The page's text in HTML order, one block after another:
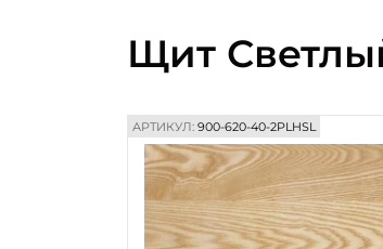
Щит
АРТИКУЛ: 900-620-40-2PLHSL